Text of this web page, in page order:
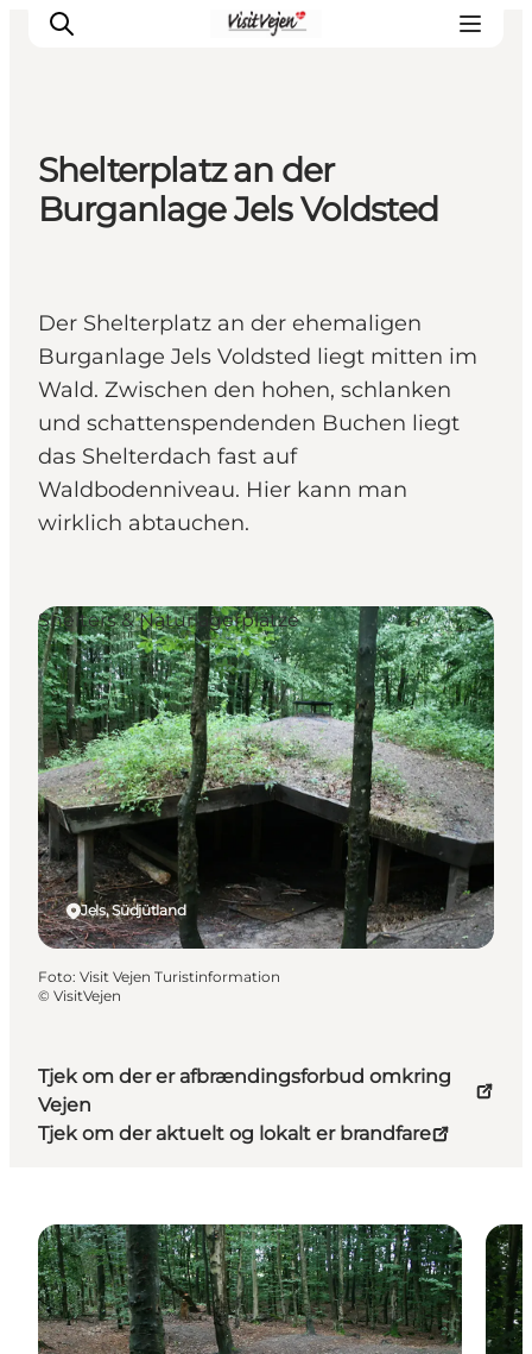
Restaurants
Schlafen
Events
Explore
Shelterplatz an der
Burganlage Jels Voldsted
Der Shelterplatz an der ehemaligen
Burganlage Jels Voldsted liegt mitten im
Wald. Zwischen den hohen, schlanken
und schattenspendenden Buchen liegt
das Shelterdach fast auf
Waldbodenniveau. Hier kann man
wirklich abtauchen.
Tjek om der er afbrændingsforbud omkring
Vejen
Tjek om der aktuelt og lokalt er brandfare
Jels, Südjütland
Shelters & Naturlagerplätze
Foto: Visit Vejen Turistinformation
© VisitVejen